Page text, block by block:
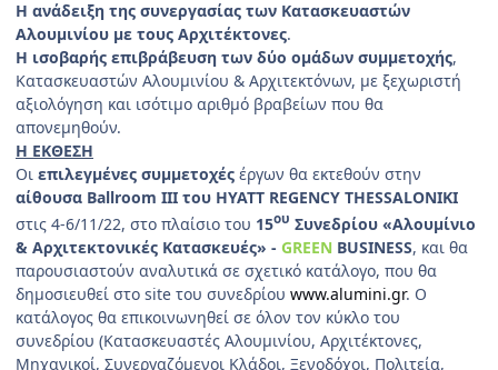
Η ανάδειξη της συνεργασίας των Κατασκευαστών
Αλουμινίου με τους Αρχιτέκτονες.
Η ισοβαρής επιβράβευση των δύο ομάδων συμμετοχής,
Κατασκευαστών Αλουμινίου & Αρχιτεκτόνων, με ξεχωριστή
αξιολόγηση και ισότιμο αριθμό βραβείων που θα
απονεμηθούν.
Η ΕΚΘΕΣΗ
Οι επιλεγμένες συμμετοχές έργων θα εκτεθούν στην
αίθουσα Ballroom III του HYATT REGENCY THESSALONIKI
στις 4-6/11/22, στο πλαίσιο του 15ου Συνεδρίου «Αλουμίνιο
& Αρχιτεκτονικές Κατασκευές» - GREEN BUSINESS, και θα
παρουσιαστούν αναλυτικά σε σχετικό κατάλογο, που θα
δημοσιευθεί στο site του συνεδρίου www.alumini.gr. Ο
κατάλογος θα επικοινωνηθεί σε όλον τον κύκλο του
συνεδρίου (Κατασκευαστές Αλουμινίου, Αρχιτέκτονες,
Μηχανικοί, Συνεργαζόμενοι Κλάδοι, Ξενοδόχοι, Πολιτεία,